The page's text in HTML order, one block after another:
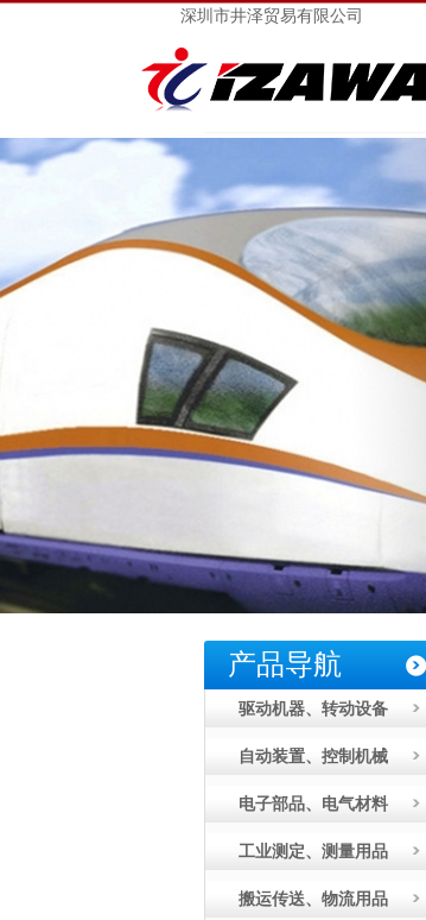
深圳市井泽贸易有限公司
产品导航
驱动机器、转动设备
自动装置、控制机械
电子部品、电气材料
工业测定、测量用品
搬运传送、物流用品